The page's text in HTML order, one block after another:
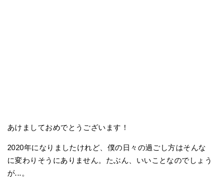
あけましておめでとうございます！
2020年になりましたけれど、僕の日々の過ごし方はそんな
に変わりそうにありません。たぶん、いいことなのでしょう
が...。